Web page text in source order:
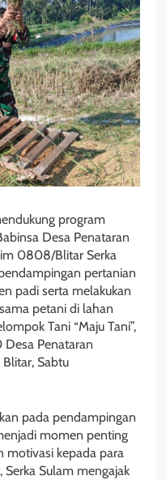
program
Desa Penataran
0808/Blitar Serka
pertanian
padi serta melakukan
petani di lahan
Tani “Maju Tani”,
Desa Penataran
Sabtu
pada pendampingan
momen penting
motivasi kepada para
Sulam mengajak